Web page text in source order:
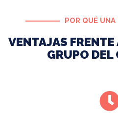
POR QUÉ
VENTAJAS
GRUPO DEL